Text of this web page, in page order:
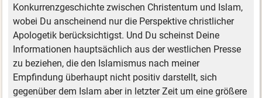
Konkurrenzgeschichte zwischen Christentum und Islam,
wobei Du anscheinend nur die Perspektive christlicher
Apologetik berücksichtigst. Und Du scheinst Deine
Informationen hauptsächlich aus der westlichen Presse
zu beziehen, die den Islamismus nach meiner
Empfindung überhaupt nicht positiv darstellt, sich
gegenüber dem Islam aber in letzter Zeit um eine größere